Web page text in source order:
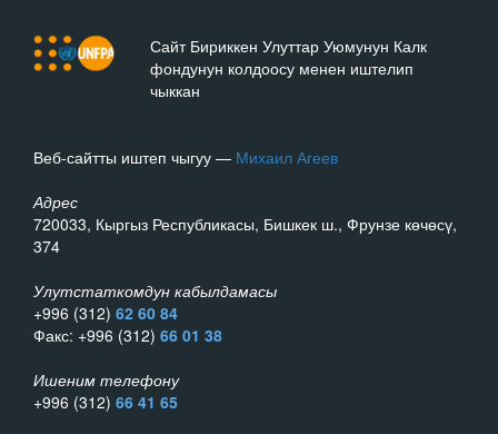
Сайт Бириккен Улуттар Уюмунун Калк
фондунун колдоосу менен иштелип
чыккан
Веб-сайтты иштеп чыгуу — Михаил Агеев
Адрес
720033, Кыргыз Республикасы, Бишкек ш., Фрунзе көчөсү,
374
Улутстаткомдун кабылдамасы
+996 (312) 62 60 84
Факс: +996 (312) 66 01 38
Ишеним телефону
+996 (312) 66 41 65